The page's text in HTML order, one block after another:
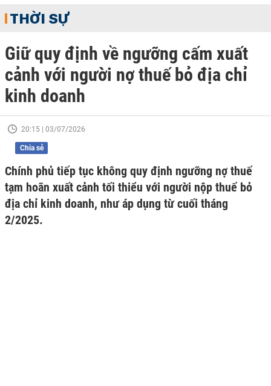
THỜI SỰ
Giữ quy định về ngưỡng cấm xuất
cảnh với người nợ thuế bỏ địa chỉ
kinh doanh
20:15 | 03/07/2026
Chia sẻ
Chính phủ tiếp tục không quy định ngưỡng nợ thuế
tạm hoãn xuất cảnh tối thiểu với người nộp thuế bỏ
địa chỉ kinh doanh, như áp dụng từ cuối tháng
2/2025.